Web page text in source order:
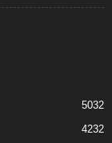
5032
4232